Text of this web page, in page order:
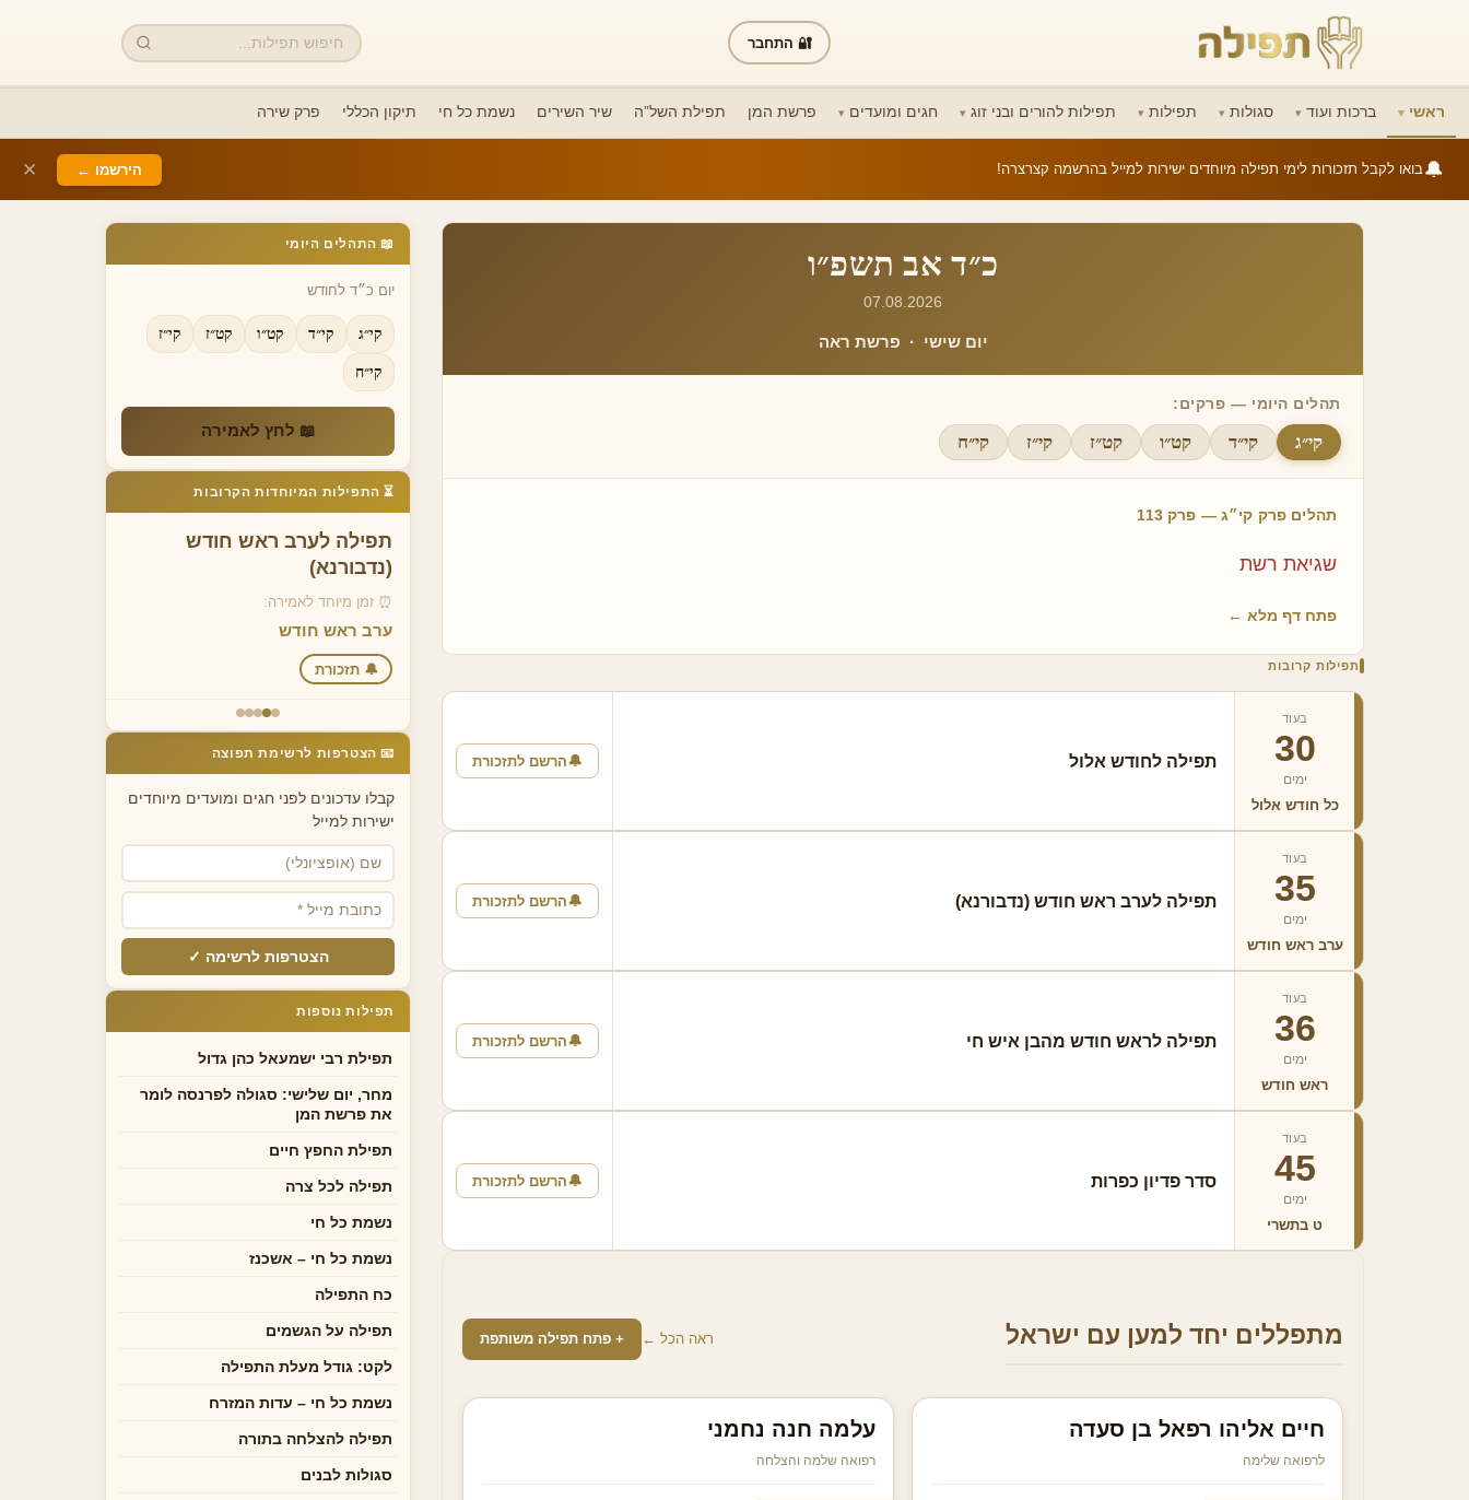
🔐 התחבר
חיפוש
ראשי ברכות ועוד סגולות תפילות תפילות להורים ובני זוג חגים ומועדים פרשת המן תפילת השל”ה שיר השירים נשמת כל חי תיקון הכללי פרק שירה
🔔בואו לקבל תזכורות לימי תפילה מיוחדים ישירות למייל בהרשמה קצרצרה! הירשמו ← ✕
כ״ד אב תשפ״ו
07.08.2026
יום שישי · פרשת ראה
תהלים היומי — פרקים:
קי״ג קי״ד קט״ו קט״ז קי״ז קי״ח
תהלים פרק קי״ג — פרק 113
שגיאת רשת
פתח דף מלא ←
תפילות קרובות
בעוד
30
ימים
כל חודש אלול
תפילה לחודש אלול 🔔הרשם לתזכורת
בעוד
35
ימים
ערב ראש חודש
תפילה לערב ראש חודש (נדבורנא) 🔔הרשם לתזכורת
בעוד
36
ימים
ראש חודש
תפילה לראש חודש מהבן איש חי 🔔הרשם לתזכורת
בעוד
45
ימים
ט בתשרי
סדר פדיון כפרות 🔔הרשם לתזכורת
מתפללים יחד למען עם ישראל ראה הכל ← + פתח תפילה משותפת
חיים אליהו רפאל בן סעדה
לרפואה שלימה
עלמה חנה נחמני
רפואה שלמה והצלחה
📖 התהלים היומי
יום כ״ד לחודש
קי״ג קי״ד קט״ו קט״ז קי״ז
קי״ח
📖 לחץ לאמירה
⏳ התפילות המיוחדות הקרובות
תפילה לערב ראש חודש
(נדבורנא)
⏰ זמן מיוחד לאמירה:
ערב ראש חודש
🔔 תזכורת
⏰ זמן מיוחד לאמירה:
📧 הצטרפות לרשימת תפוצה
קבלו עדכונים לפני חגים ומועדים מיוחדים
ישירות למייל
הצטרפות לרשימה ✓
תפילות נוספות
תפילת רבי ישמעאל כהן גדול
מחר, יום שלישי: סגולה לפרנסה לומר
את פרשת המן
תפילת החפץ חיים
תפילה לכל צרה
נשמת כל חי
נשמת כל חי – אשכנז
כח התפילה
תפילה על הגשמים
לקט: גודל מעלת התפילה
נשמת כל חי – עדות המזרח
תפילה להצלחה בתורה
סגולות לבנים